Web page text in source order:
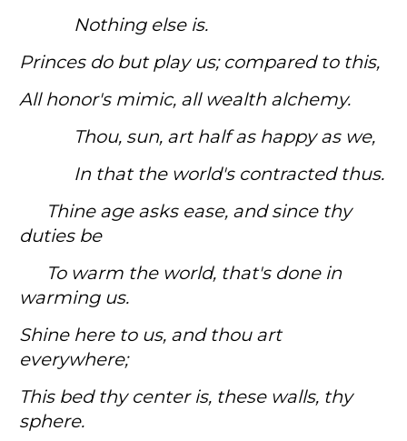
Nothing else is.
Princes do but play us; compared to this,
All honor's mimic, all wealth alchemy.
Thou, sun, art half as happy as we,
In that the world's contracted thus.
Thine age asks ease, and since thy
duties be
To warm the world, that's done in
warming us.
Shine here to us, and thou art
everywhere;
This bed thy center is, these walls, thy
sphere.